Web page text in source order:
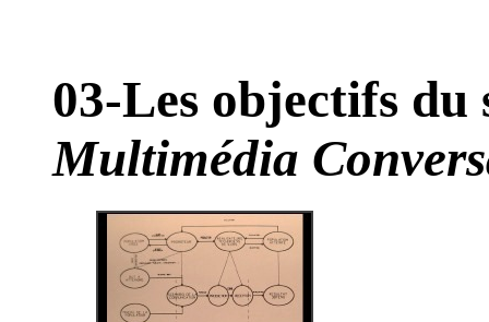
03-Les objectifs du
Multimédia